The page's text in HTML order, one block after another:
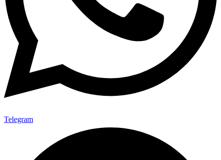
Telegram